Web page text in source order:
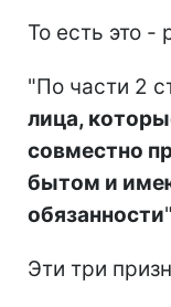
То есть это -
"По части 2
лица,
совместно
бытом и
обязанности
Эти три